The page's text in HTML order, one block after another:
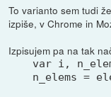
To varianto sem tudi
izpiše, v Chrome in
Izpisujem pa na tak
var i,
n_elems =